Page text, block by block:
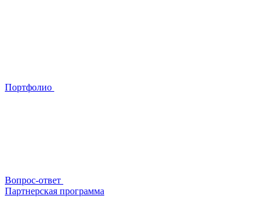
Портфолио
Вопрос-ответ
Партнерская программа